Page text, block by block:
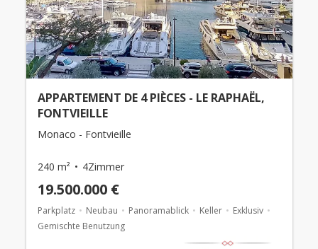
APPARTEMENT DE 4 PIÈCES - LE RAPHAËL,
FONTVIEILLE
Monaco - Fontvieille
240 m² 4Zimmer
19.500.000 €
Parkplatz Neubau Panoramablick Keller
Exklusiv
Gemischte Benutzung